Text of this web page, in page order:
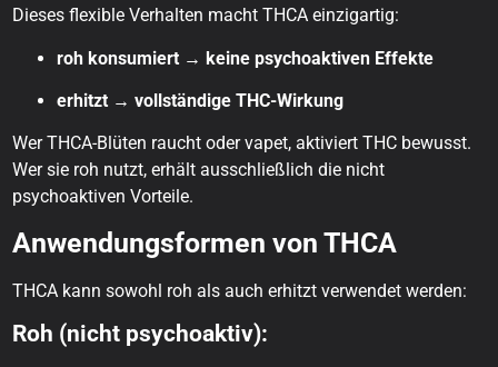
Dieses flexible Verhalten macht THCA einzigartig:
roh konsumiert → keine psychoaktiven Effekte
erhitzt → vollständige THC-Wirkung
Wer THCA-Blüten raucht oder vapet, aktiviert THC bewusst.
Wer sie roh nutzt, erhält ausschließlich die nicht
psychoaktiven Vorteile.
Anwendungsformen von THCA
THCA kann sowohl roh als auch erhitzt verwendet werden:
Roh (nicht psychoaktiv):